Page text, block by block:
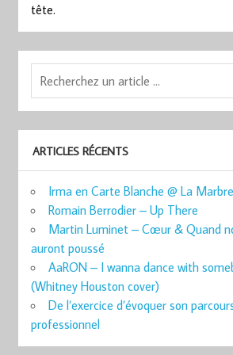
tête.
ARTICLES RÉCENTS
Irma en Carte Blanche @ La
Romain Berrodier – Up There
Martin Luminet – Cœur & Quand
auront poussé
AaRON – I wanna dance with
(Whitney Houston cover)
De l’exercice d’évoquer son
professionnel